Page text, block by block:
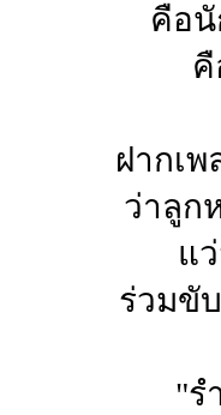
คือนั
คื
ฝากเ
ว่าลูก
แ
ร่วมขั
"ร